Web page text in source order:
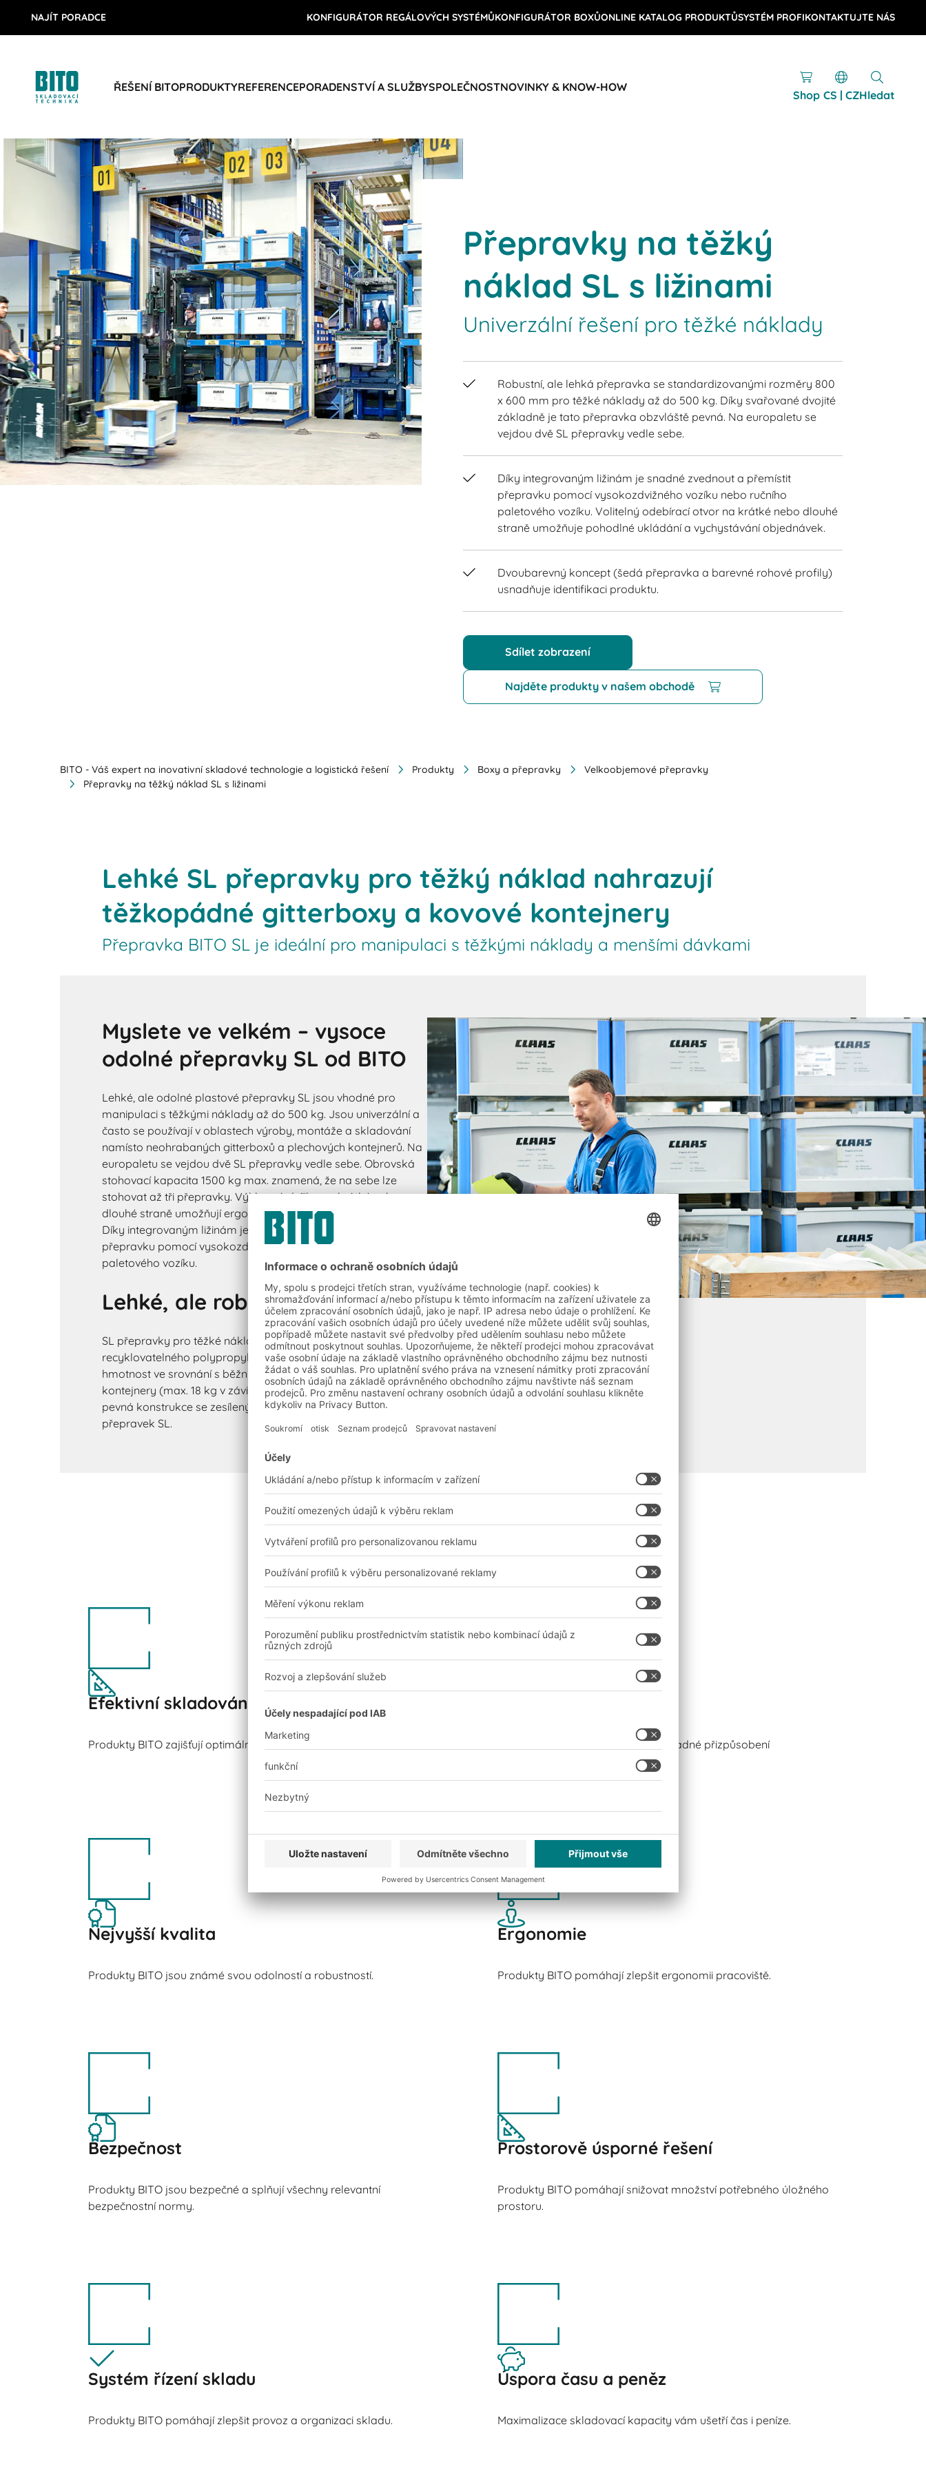
NAJÍT PORADCE KONFIGURÁTOR REGÁLOVÝCH SYSTÉMŮKONFIGURÁTOR BOXŮONLINE KATALOG PRODUKTŮSYSTÉM PROFIKONTAKTUJTE NÁS
ŘEŠENÍ BITOPRODUKTYREFERENCEPORADENSTVÍ A SLUŽBYSPOLEČNOSTNOVINKY & KNOW-HOW
Shop CS | CZHledat
Přepravky na těžký
náklad SL s ližinami
Univerzální řešení pro těžké náklady
Robustní, ale lehká přepravka se standardizovanými rozměry 800
x 600 mm pro těžké náklady až do 500 kg. Díky svařované dvojité
základně je tato přepravka obzvláště pevná. Na europaletu se
vejdou dvě SL přepravky vedle sebe.
Díky integrovaným ližinám je snadné zvednout a přemístit
přepravku pomocí vysokozdvižného vozíku nebo ručního
paletového vozíku. Volitelný odebírací otvor na krátké nebo dlouhé
straně umožňuje pohodlné ukládání a vychystávání objednávek.
Dvoubarevný koncept (šedá přepravka a barevné rohové profily)
usnadňuje identifikaci produktu.
Sdílet zobrazení
Najděte produkty v našem obchodě
BITO - Váš expert na inovativní skladové technologie a logistická řešení Produkty Boxy a přepravky
Velkoobjemové přepravky
Přepravky na těžký náklad SL s ližinami
Lehké SL přepravky pro těžký náklad nahrazují
těžkopádné gitterboxy a kovové kontejnery
Přepravka BITO SL je ideální pro manipulaci s těžkými náklady a menšími dávkami
Myslete ve velkém – vysoce
odolné přepravky SL od BITO
Lehké, ale odolné plastové přepravky SL jsou vhodné pro
manipulaci s těžkými náklady až do 500 kg. Jsou univerzální a
často se používají v oblastech výroby, montáže a skladování
namísto neohrabaných gitterboxů a plechových kontejnerů. Na
europaletu se vejdou dvě SL přepravky vedle sebe. Obrovská
stohovací kapacita 1500 kg max. znamená, že na sebe lze
stohovat až tři přepravky. Výklopná dvířka na krátké nebo
dlouhé straně umožňují ergonomické nakládání a vykládání.
Díky integrovaným ližinám je snadné zvednout a přemístit
přepravku pomocí vysokozdvižného vozíku nebo ručního
paletového vozíku.
Lehké, ale robustní
SL přepravky pro těžké náklady jsou vyrobeny z lehkého,
recyklovatelného polypropylenu (PP) a mají velmi nízkou
hmotnost ve srovnání s běžnými gitterboxy a plechovými
kontejnery (max. 18 kg v závislosti na velikosti). Jednodílná,
pevná konstrukce se zesílenými rohovými profily zvyšuje tuhost
přepravek SL.
Výhody a přínosy
Efektivní skladování
Produkty BITO zajišťují optimální využití prostoru.
Modulární konstrukce umožňuje snadné přizpůsobení
individuálním požadavkům.
Nejvyšší kvalita
Produkty BITO jsou známé svou odolností a robustností.
Ergonomie
Produkty BITO pomáhají zlepšit ergonomii pracoviště.
Bezpečnost
Produkty BITO jsou bezpečné a splňují všechny relevantní
bezpečnostní normy.
Prostorově úsporné řešení
Produkty BITO pomáhají snižovat množství potřebného úložného
prostoru.
Systém řízení skladu
Produkty BITO pomáhají zlepšit provoz a organizaci skladu.
Úspora času a peněz
Maximalizace skladovací kapacity vám ušetří čas i peníze.